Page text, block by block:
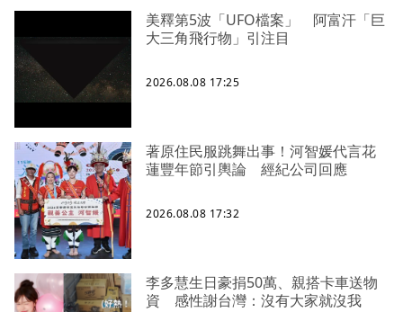
美釋第5波「UFO檔案」 阿富汗「巨
大三角飛行物」引注目
2026.08.08 17:25
著原住民服跳舞出事！河智媛代言花
蓮豐年節引輿論 經紀公司回應
2026.08.08 17:32
李多慧生日豪捐50萬、親搭卡車送物
資 感性謝台灣：沒有大家就沒我